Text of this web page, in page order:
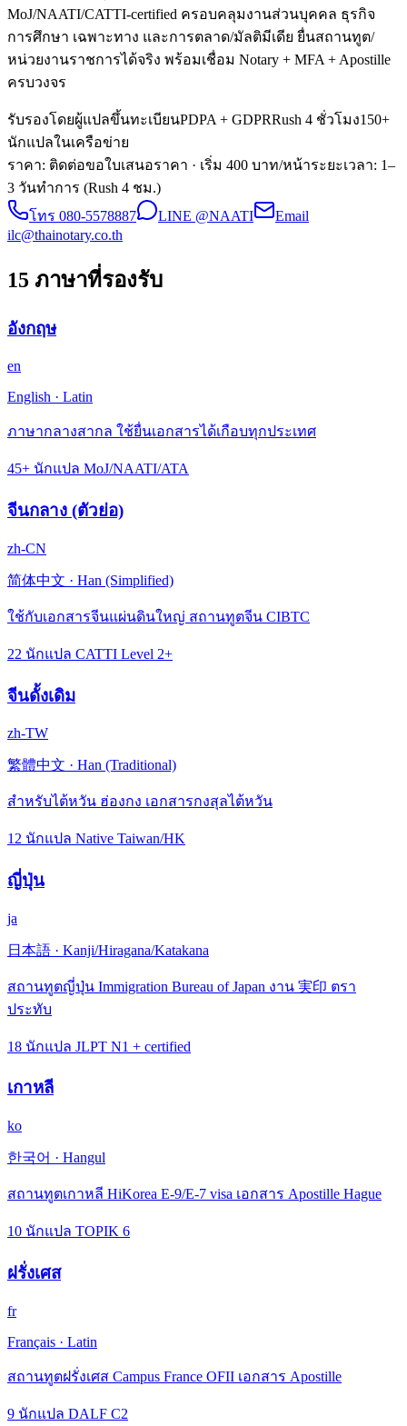
MoJ/NAATI/CATTI-certified ครอบคลุมงานส่วนบุคคล ธุรกิจ
การศึกษา เฉพาะทาง และการตลาด/มัลติมีเดีย ยื่นสถานทูต/
หน่วยงานราชการได้จริง พร้อมเชื่อม Notary + MFA + Apostille
ครบวงจร
รับรองโดยผู้แปลขึ้นทะเบียนPDPA + GDPRRush 4 ชั่วโมง150+
นักแปลในเครือข่าย
ราคา: ติดต่อขอใบเสนอราคา · เริ่ม 400 บาท/หน้าระยะเวลา: 1–
3 วันทำการ (Rush 4 ชม.)
โทร 080-5578887 LINE @NAATI
Email
ilc@thainotary.co.th
15 ภาษาที่รองรับ
อังกฤษ
en
English · Latin
ภาษากลางสากล ใช้ยื่นเอกสารได้เกือบทุกประเทศ
45+ นักแปล MoJ/NAATI/ATA
จีนกลาง (ตัวย่อ)
zh-CN
简体中文 · Han (Simplified)
ใช้กับเอกสารจีนแผ่นดินใหญ่ สถานทูตจีน CIBTC
22 นักแปล CATTI Level 2+
จีนดั้งเดิม
zh-TW
繁體中文 · Han (Traditional)
สำหรับไต้หวัน ฮ่องกง เอกสารกงสุลไต้หวัน
12 นักแปล Native Taiwan/HK
ญี่ปุ่น
ja
日本語 · Kanji/Hiragana/Katakana
สถานทูตญี่ปุ่น Immigration Bureau of Japan งาน 実印 ตรา
ประทับ
18 นักแปล JLPT N1 + certified
เกาหลี
ko
한국어 · Hangul
สถานทูตเกาหลี HiKorea E-9/E-7 visa เอกสาร Apostille Hague
10 นักแปล TOPIK 6
ฝรั่งเศส
fr
Français · Latin
สถานทูตฝรั่งเศส Campus France OFII เอกสาร Apostille
9 นักแปล DALF C2